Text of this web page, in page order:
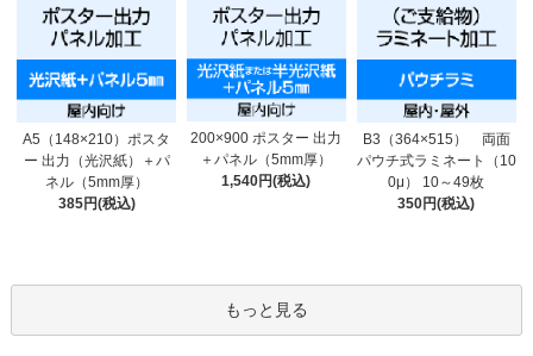
A5（148×210）ポスタ
ー 出力（光沢紙）＋パ
ネル（5mm厚）
385円(税込)
200×900 ポスター 出力
＋パネル（5mm厚）
1,540円(税込)
B3（364×515） 両面
パウチ式ラミネート（10
0μ） 10～49枚
350円(税込)
もっと見る